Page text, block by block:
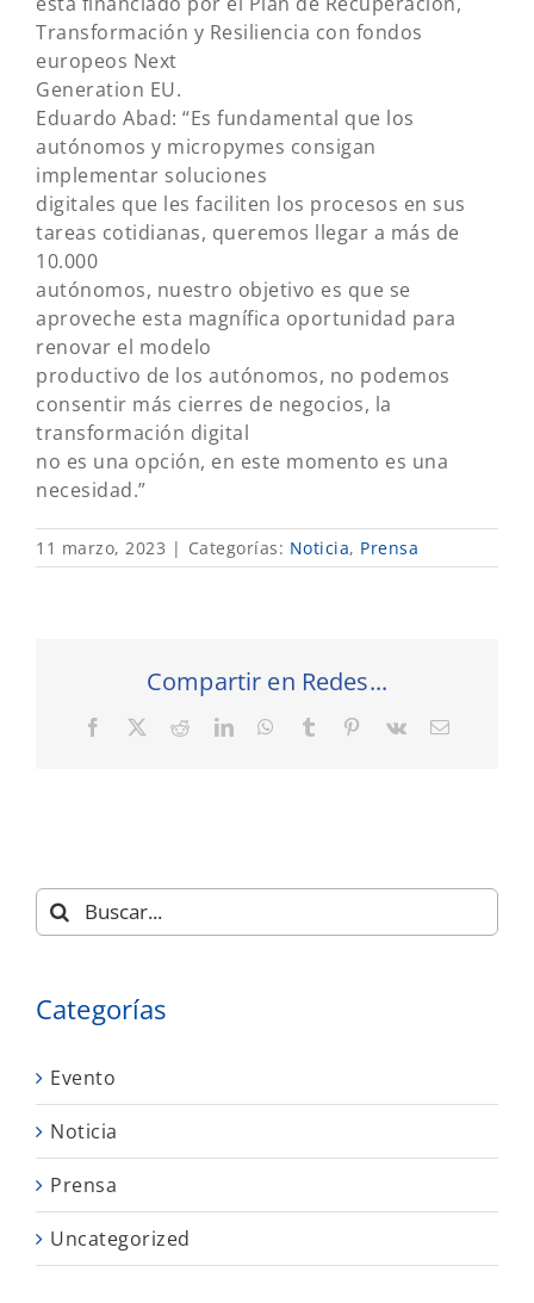
Transformación y Resiliencia con fondos
europeos Next
Generation EU.
Eduardo Abad: “Es fundamental que los
autónomos y micropymes consigan
implementar soluciones
digitales que les faciliten los procesos en sus
tareas cotidianas, queremos llegar a más de
10.000
autónomos, nuestro objetivo es que se
aproveche esta magnífica oportunidad para
renovar el modelo
productivo de los autónomos, no podemos
consentir más cierres de negocios, la
transformación digital
no es una opción, en este momento es una
necesidad.”
11 marzo, 2023 | Categorías: Noticia, Prensa
Compartir en Redes...
Facebook RedditLinkedInWhatsApp
Tumblr Pinterest
Vk
Correo
Buscar:
Categorías
Evento
Noticia
Prensa
Uncategorized